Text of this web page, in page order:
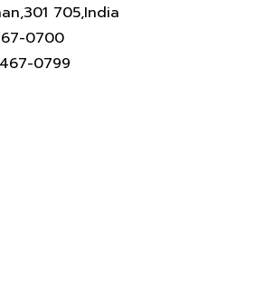
705,India
0700
0799